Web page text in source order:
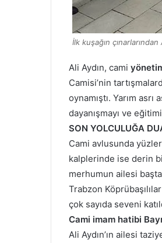
İlk kuşağın
Ali Aydın, cami
Camisi’nin
oynamıştı. Yarım
dayanışmayı ve
SON YOLCULUĞA
Cami avlusunda
kalplerinde ise derin
merhumun ailesi
Trabzon
çok sayıda seveni
Cami imam hatibi
Ali Aydın’ın ailesi